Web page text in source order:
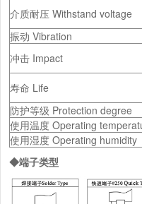
介质耐压 Withstand voltage
振动 Vibration
冲击 Impact
寿命 Life
防护等级 Protection degree
使用温度 Operating
使用湿度 Operating humidity
◆端子类型